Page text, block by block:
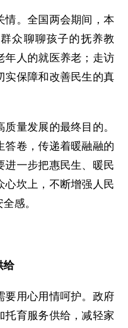
。全国两会期间，本
众聊聊孩子的抚养教
年人的就医养老；走访
实保障和改善民生的真
量发展的最终目的。
答卷，传递着暖融融的
进一步把惠民生、暖民
心坎上，不断增强人民
感。
给
用心用情呵护。政府
托育服务供给，减轻家